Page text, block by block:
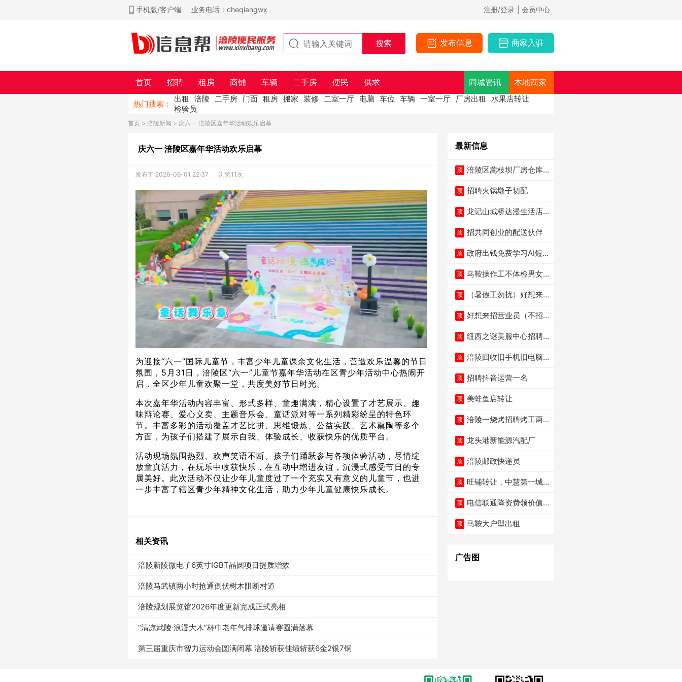
手机版/客户端 业务电话：cheqiangwx 注册/登录 | 会员中心
发布信息 商家入驻
首页 招聘 租房 商铺 车辆 二手房 便民 供求 同城资讯 本地商家
热门搜索：
出租 涪陵 二手房 门面 租房 搬家 装修 二室一厅 电脑 车位 车辆 一室一厅 厂房出租
水果店转让
检验员
首页 > 涪陵新闻 > 庆六一 涪陵区嘉年华活动欢乐启幕
庆六一 涪陵区嘉年华活动欢乐启幕
发布于 2026-06-01 22:37 浏览11次
为迎接“六一”国际儿童节，丰富少年儿童课余文化生活，营造欢乐温馨的节日
氛围，5月31日，涪陵区“六一”儿童节嘉年华活动在区青少年活动中心热闹开
启，全区少年儿童欢聚一堂，共度美好节日时光。
本次嘉年华活动内容丰富、形式多样、童趣满满，精心设置了才艺展示、趣
味辩论赛、爱心义卖、主题音乐会、童话派对等一系列精彩纷呈的特色环
节。丰富多彩的活动覆盖才艺比拼、思维锻炼、公益实践、艺术熏陶等多个
方面，为孩子们搭建了展示自我、体验成长、收获快乐的优质平台。
活动现场氛围热烈、欢声笑语不断。孩子们踊跃参与各项体验活动，尽情绽
放童真活力，在玩乐中收获快乐，在互动中增进友谊，沉浸式感受节日的专
属美好。此次活动不仅让少年儿童度过了一个充实又有意义的儿童节，也进
一步丰富了辖区青少年精神文化生活，助力少年儿童健康快乐成长。
相关资讯
涪陵新陵微电子6英寸IGBT晶圆项目提质增效
涪陵马武镇两小时抢通倒伏树木阻断村道
涪陵规划展览馆2026年度更新完成正式亮相
“清凉武陵·浪漫大木”杯中老年气排球邀请赛圆满落幕
第三届重庆市智力运动会圆满闭幕 涪陵斩获佳绩斩获6金2银7铜
最新信息
顶 涪陵区蒿枝坝厂房仓库
顶 招聘火锅墩子切配
顶 龙记山城桥达漫生活店
顶 招共同创业的配送伙伴
顶 政府出钱免费学习AI短
顶 马鞍操作工不体检男女
顶
（暑假工勿扰）好想来
顶 好想来招营业员（不招
顶 纽西之谜美服中心招聘
顶 涪陵回收旧手机旧电脑
顶 招聘抖音运营一名
顶 美蛙鱼店转让
顶 涪陵一烧烤招聘烤工两
顶 龙头港新能源汽配厂
顶 涪陵邮政快递员
顶 旺铺转让，中慧第一城
顶 电信联通降资费领价值5
顶 马鞍大户型出租
广告图